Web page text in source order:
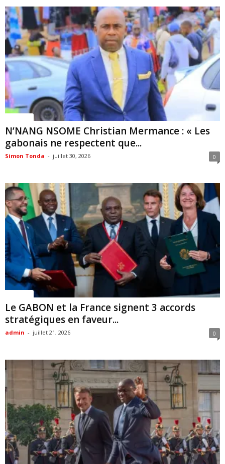
N’NANG NSOME Christian Mermance : « Les
gabonais ne respectent que...
Simon Tonda - juillet 30, 2026 0
Le GABON et la France signent 3 accords
stratégiques en faveur...
admin - juillet 21, 2026 0